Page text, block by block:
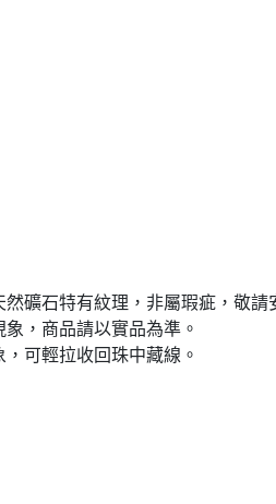
礦石特有紋理，非屬瑕疵，敬請
，商品請以實品為準。
可輕拉收回珠中藏線。